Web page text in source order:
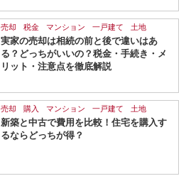
売却 税金 マンション 一戸建て 土地
実家の売却は相続の前と後で違いはあ
る？どっちがいいの？税金・手続き・メ
リット・注意点を徹底解説
売却 購入 マンション 一戸建て 土地
新築と中古で費用を比較！住宅を購入す
るならどっちが得？